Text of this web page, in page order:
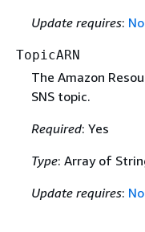
Update requires:
TopicARN
The Amazon
SNS topic.
Required: Yes
Type: Array of
Update requires: